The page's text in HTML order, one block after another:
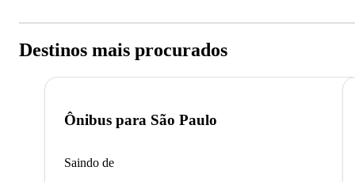
Destinos mais procurados
Ônibus para São Paulo
Saindo de